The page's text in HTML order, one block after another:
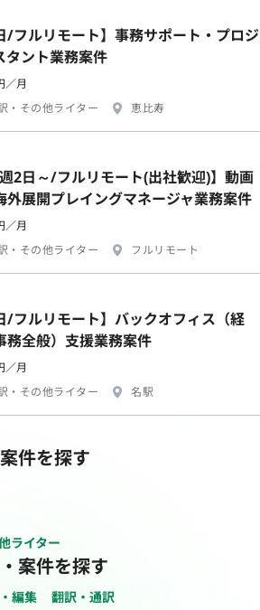
/フルリモート】事務サポート・プロジ
タント業務案件
／月
・その他ライター
恵比寿
2日～/フルリモート(出社歓迎)】動画
外展開プレイングマネージャ業務案件
／月
・その他ライター
フルリモート
/フルリモート】バックオフィス（経
務全般）支援業務案件
／月
・その他ライター
名駅
件を探す
ライター
案件を探す
編集 翻訳・通訳